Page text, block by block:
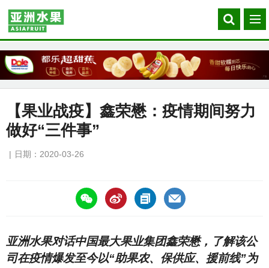
Search
our
菜
单
【果业战疫】鑫荣懋：疫情期间努力
做好“三件事”
日期：2020-03-26
https://asiafruitchina.net/19285.html
亚洲水果对话中国最大果业集团鑫荣懋，了解该公
司在疫情爆发至今以“助果农、保供应、援前线”为